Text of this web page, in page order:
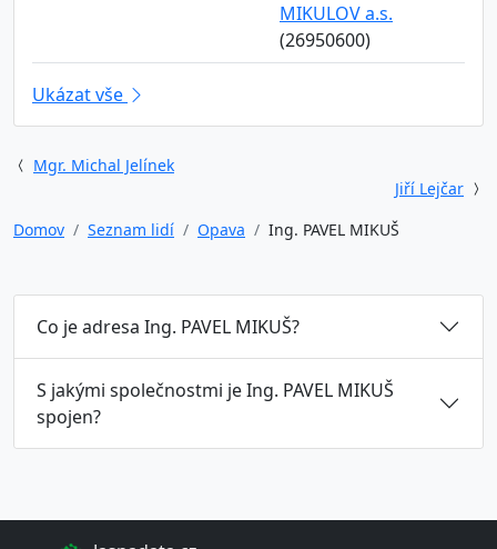
MIKULOV a.s.
(26950600)
Ukázat vše
Mgr. Michal Jelínek
Jiří Lejčar
Domov
Seznam lidí Opava Ing. PAVEL MIKUŠ
Co je adresa Ing. PAVEL MIKUŠ?
S jakými společnostmi je Ing. PAVEL MIKUŠ
spojen?